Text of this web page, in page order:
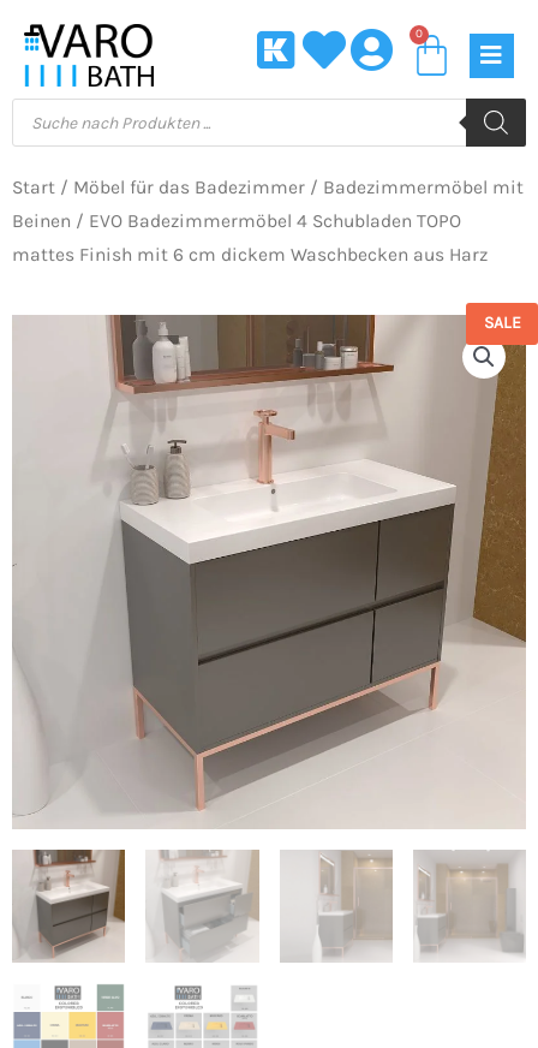
Inhalt
springen
0
€280.47
Products
search
Start / Möbel für das Badezimmer / Badezimmermöbel mit
Beinen / EVO Badezimmermöbel 4 Schubladen TOPO
mattes Finish mit 6 cm dickem Waschbecken aus Harz
SALE